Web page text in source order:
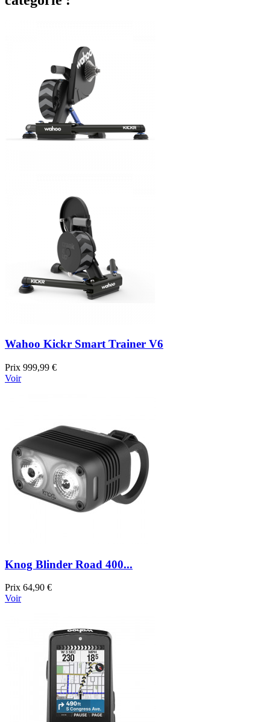
Wahoo Kickr Smart Trainer V6
Prix 999,99 €
Voir
Knog Blinder Road 400...
Prix 64,90 €
Voir